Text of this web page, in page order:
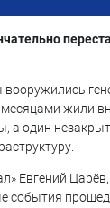
вооружились
жили
а один
Евгений
события